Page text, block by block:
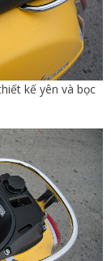
kế yên và bọc